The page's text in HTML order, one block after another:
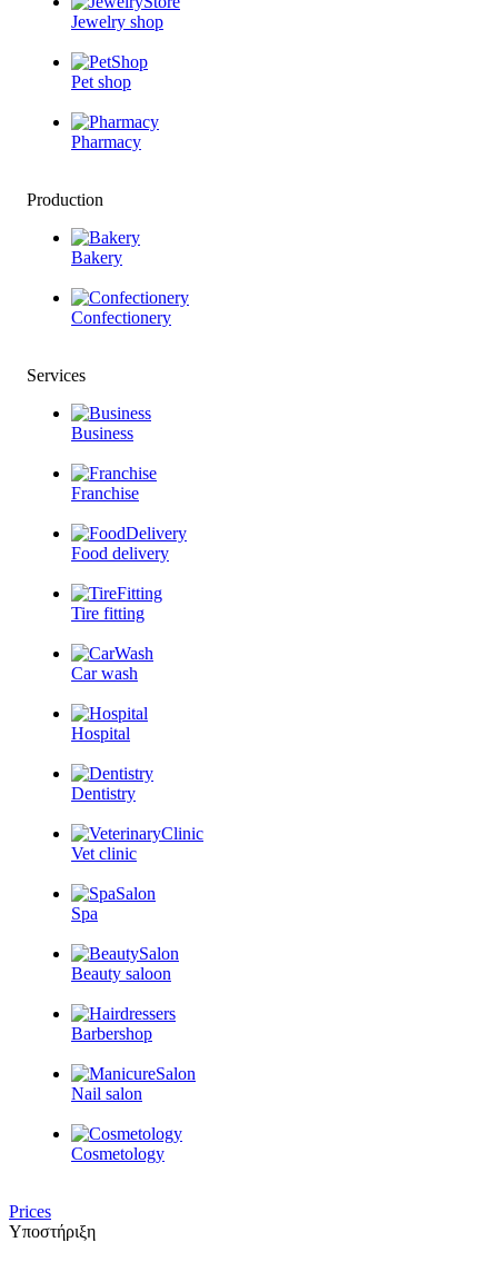
Jewelry shop
Pet shop
Pharmacy
Production
Bakery
Confectionery
Services
Business
Franchise
Food delivery
Tire fitting
Car wash
Hospital
Dentistry
Vet clinic
Spa
Beauty saloon
Barbershop
Nail salon
Cosmetology
Prices
Υποστήριξη